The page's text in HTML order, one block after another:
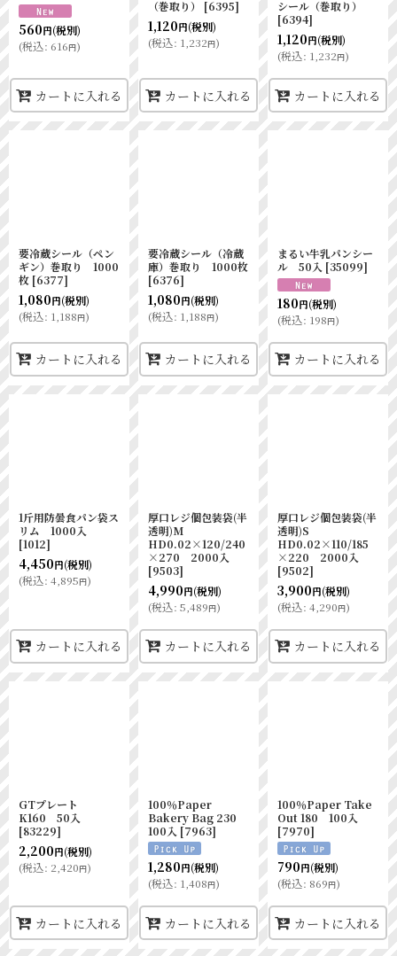
560円(税別)
(税込: 616円)
カートに入れる
（巻取り）
[6395]
1,120円(税別)
(税込: 1,232円)
カートに入れる
シール（巻取り）
[6394]
1,120円(税別)
(税込: 1,232円)
カートに入れる
要冷蔵シール（ペン
ギン）巻取り 1000
枚 [6377]
1,080円(税別)
(税込: 1,188円)
カートに入れる
要冷蔵シール（冷蔵
庫）巻取り 1000枚
[6376]
1,080円(税別)
(税込: 1,188円)
カートに入れる
まるい牛乳パンシー
ル 50入 [35099]
180円(税別)
(税込: 198円)
カートに入れる
1斤用防曇食パン袋ス
リム 1000入
[1012]
4,450円(税別)
(税込: 4,895円)
カートに入れる
厚口レジ個包装袋(半
透明)M
HD0.02×120/240
×270 2000入
[9503]
4,990円(税別)
(税込: 5,489円)
カートに入れる
厚口レジ個包装袋(半
透明)S
HD0.02×110/185
×220 2000入
[9502]
3,900円(税別)
(税込: 4,290円)
カートに入れる
GTプレート
K160 50入
[83229]
2,200円(税別)
(税込: 2,420円)
カートに入れる
100％Paper
Bakery Bag 230
100入 [7963]
1,280円(税別)
(税込: 1,408円)
カートに入れる
100％Paper Take
Out 180 100入
[7970]
790円(税別)
(税込: 869円)
カートに入れる